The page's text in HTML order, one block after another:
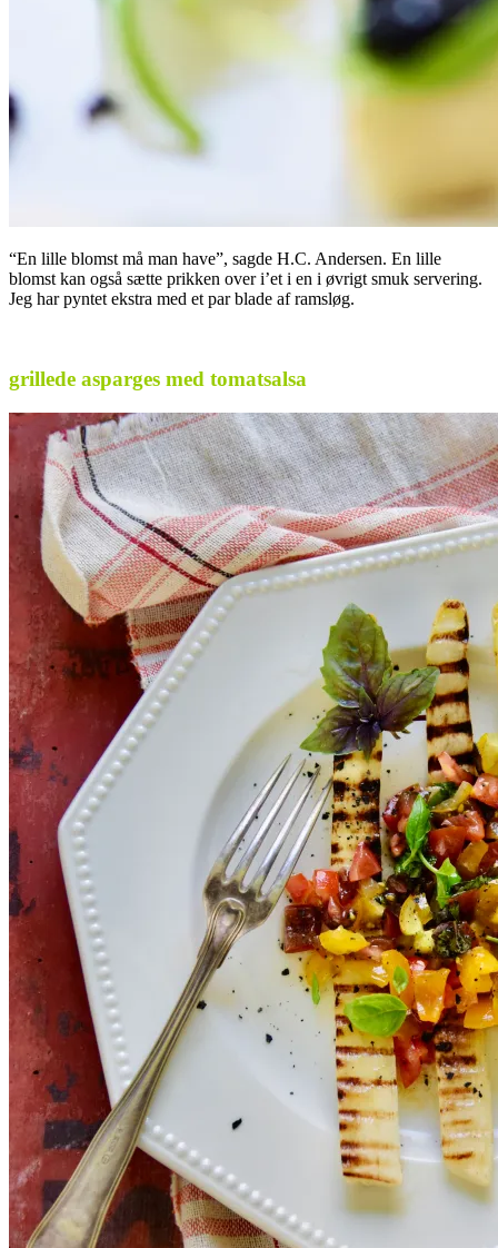
“En lille blomst må man have”, sagde H.C. Andersen. En lille
blomst kan også sætte prikken over i’et i en i øvrigt smuk servering.
Jeg har pyntet ekstra med et par blade af ramsløg.
grillede asparges med tomatsalsa